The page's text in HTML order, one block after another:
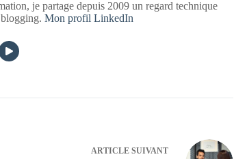
je partage depuis 2009 un regard technique
blogging.Mon profil LinkedIn
ARTICLESUIVANT